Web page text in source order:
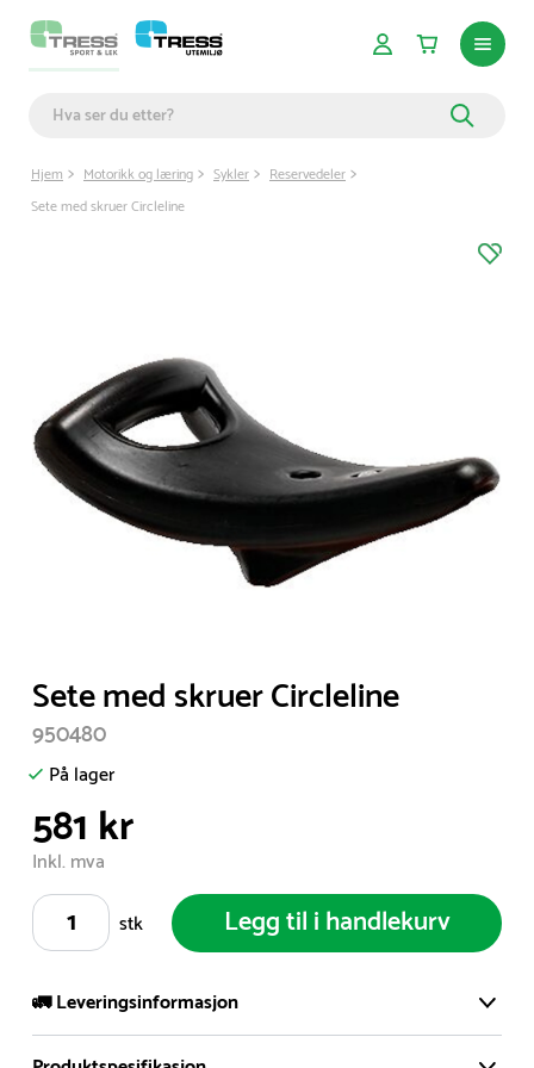
Hjem Motorikk og læring Sykler
Reservedeler
Sete med skruer Circleline
1
of
1
Sete med skruer Circleline
950480
På lager
581 kr
Inkl. mva
stk
Legg til i handlekurv
🚛 Leveringsinformasjon